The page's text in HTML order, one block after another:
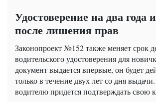
Удостоверение на два года
после лишения прав
Законопроект №152 также меняет срок
водительского удостоверения для
документ выдается впервые, он будет
только в течение двух лет со дня
водителю придется подтверждать свою